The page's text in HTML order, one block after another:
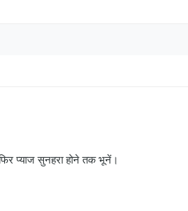
प्याज सुनहरा होने तक भूनें।